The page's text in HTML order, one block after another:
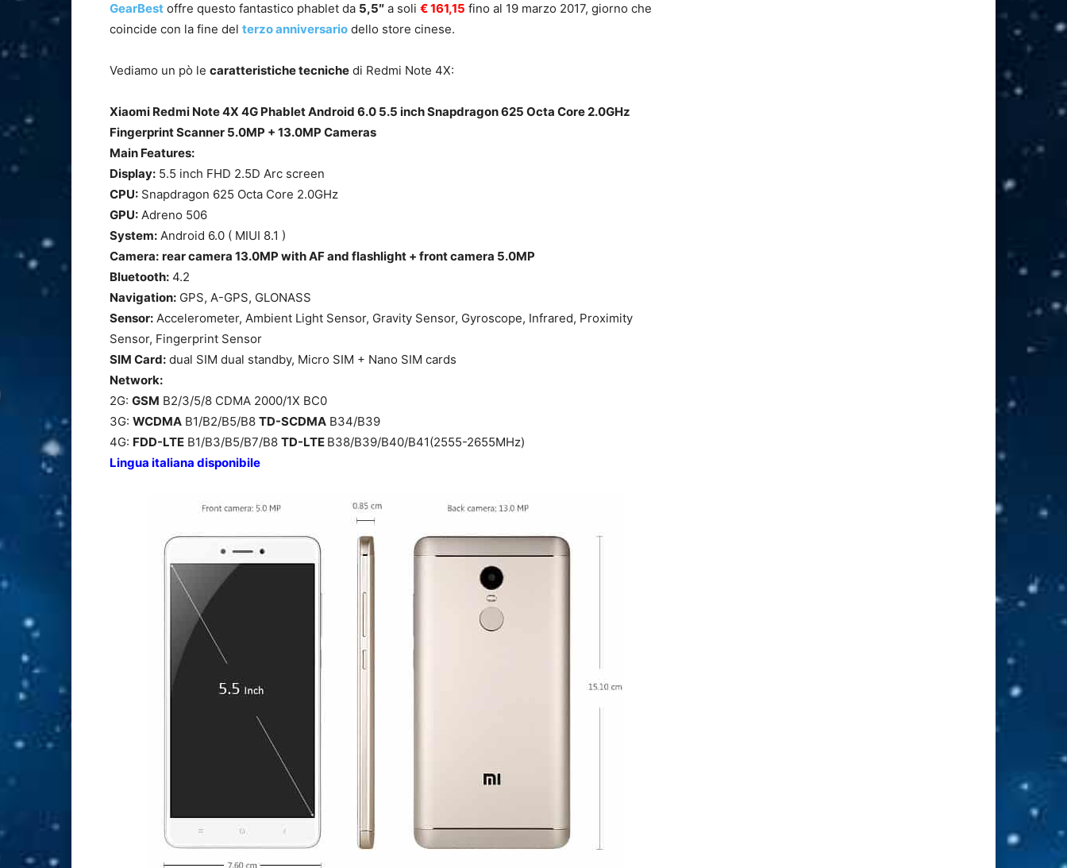
GearBest offre questo fantastico phablet da 5,5″ a soli € 161,15 fino al 19 marzo 2017, giorno che
coincide con la fine del terzo anniversario dello store cinese.
Vediamo un pò le caratteristiche tecniche di Redmi Note 4X:
Xiaomi Redmi Note 4X 4G Phablet Android 6.0 5.5 inch Snapdragon 625 Octa Core 2.0GHz
Fingerprint Scanner 5.0MP + 13.0MP Cameras
Main Features:
Display: 5.5 inch FHD 2.5D Arc screen
CPU: Snapdragon 625 Octa Core 2.0GHz
GPU: Adreno 506
System: Android 6.0 ( MIUI 8.1 )
Camera: rear camera 13.0MP with AF and flashlight + front camera 5.0MP
Bluetooth: 4.2
Navigation: GPS, A-GPS, GLONASS
Sensor: Accelerometer, Ambient Light Sensor, Gravity Sensor, Gyroscope, Infrared, Proximity
Sensor, Fingerprint Sensor
SIM Card: dual SIM dual standby, Micro SIM + Nano SIM cards
Network:
2G: GSM B2/3/5/8 CDMA 2000/1X BC0
3G: WCDMA B1/B2/B5/B8 TD-SCDMA B34/B39
4G: FDD-LTE B1/B3/B5/B7/B8 TD-LTE B38/B39/B40/B41(2555-2655MHz)
Lingua italiana disponibile